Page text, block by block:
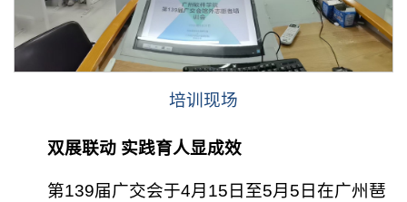
培训现场
双展联动 实践育人显成效
第139届广交会于4月15日至5月5日在广州琶